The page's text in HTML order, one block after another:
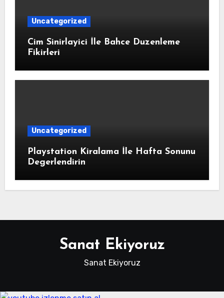
Uncategorized
Cim Sinirlayici İle Bahce Duzenleme
Fikirleri
Uncategorized
Playstation Kiralama İle Hafta Sonunu
Degerlendirin
Sanat Ekiyoruz
Sanat Ekiyoruz